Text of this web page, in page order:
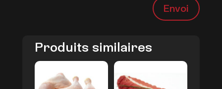
Envoi
Produits similaires